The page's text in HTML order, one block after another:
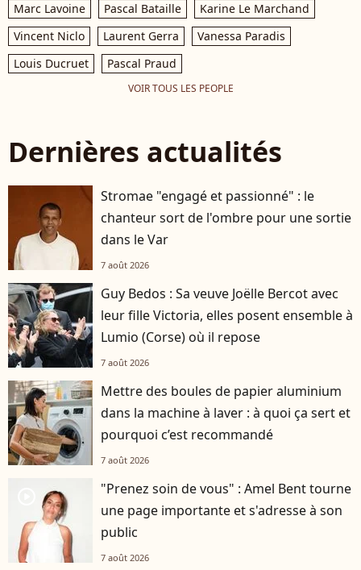
Marc Lavoine Pascal Bataille
Karine Le Marchand
Vincent Niclo
Laurent Gerra
Vanessa Paradis
Louis Ducruet
Pascal Praud
VOIR TOUS LES PEOPLE
Dernières actualités
Stromae "engagé et passionné" : le
chanteur sort de l'ombre pour une sortie
dans le Var
7 août 2026
Guy Bedos : Sa veuve Joëlle Bercot avec
leur fille Victoria, elles posent ensemble à
Lumio (Corse) où il repose
7 août 2026
Mettre des boules de papier aluminium
dans la machine à laver : à quoi ça sert et
pourquoi c’est recommandé
7 août 2026
"Prenez soin de vous" : Amel Bent tourne
une page importante et s'adresse à son
public
7 août 2026